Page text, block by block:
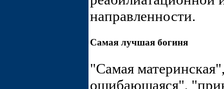
направленности.
Самая лучшая богиня
"Самая
ошибающаяся",